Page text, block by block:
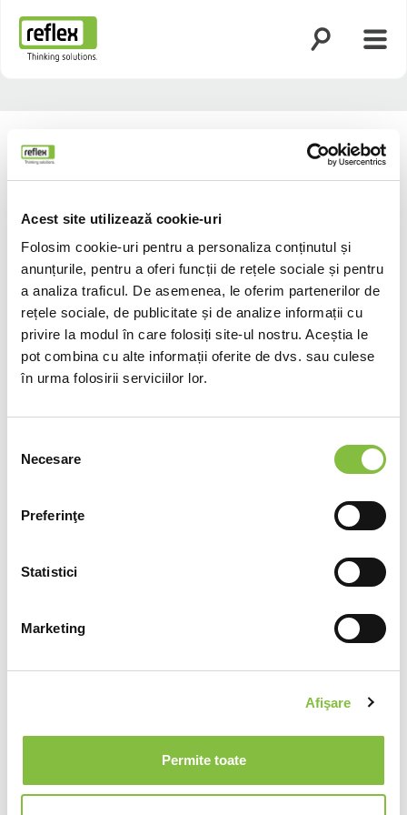
Acest site utilizează cookie-uri
Folosim cookie-uri pentru a personaliza conținutul și
anunțurile, pentru a oferi funcții de rețele sociale și pentru
a analiza traficul. De asemenea, le oferim partenerilor de
rețele sociale, de publicitate și de analize informații cu
privire la modul în care folosiți site-ul nostru. Aceștia le
pot combina cu alte informații oferite de dvs. sau culese
în urma folosirii serviciilor lor.
consimțământului
Necesare
Preferinţe
Statistici
Marketing
Afişare
Permite toate